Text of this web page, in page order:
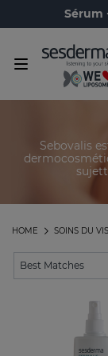
Sérum
Sebovalis
SOINS DU
HOME